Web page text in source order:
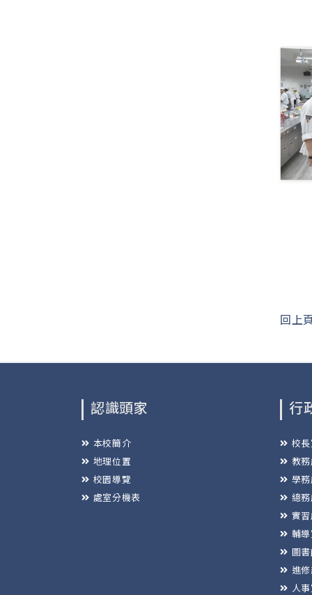
回上
認識頭家
本校簡介
地理位置
校園導覽
處室分機表
行
校
教
學
總
實
輔
圖
進
人